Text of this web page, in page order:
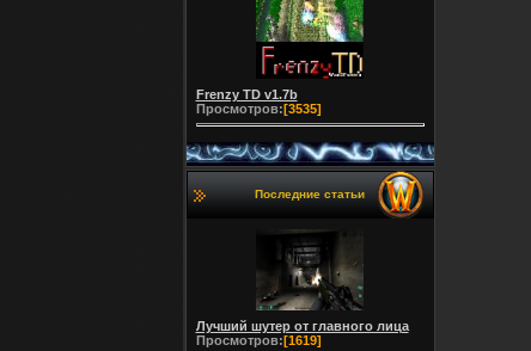
Frenzy TD v1.7b
Просмотров: [3535]
Последние статьи
Лучший шутер от главного лица
Просмотров:[1619]